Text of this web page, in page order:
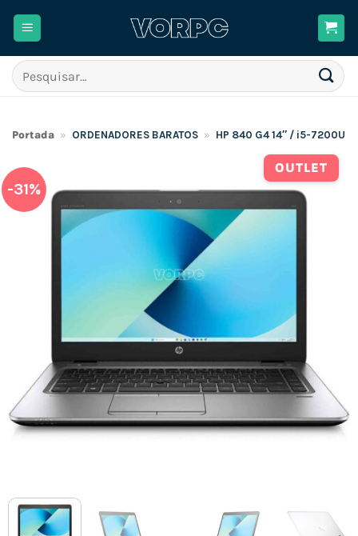
Pesquisar
por:
Portada » ORDENADORES BARATOS » HP 840 G4 14″ / i5-7200U /
OUTLET
-31%